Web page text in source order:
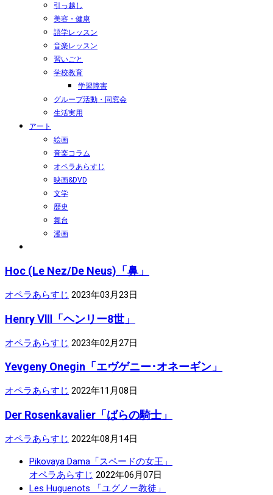
引っ越し
美容・健康
語学レッスン
音楽レッスン
習いごと
学校教育
学習障害
グループ活動・同窓会
生活実用
アート
絵画
音楽コラム
オペラあらすじ
映画&DVD
文学
歴史
舞台
漫画
Hoc (Le Nez/De Neus)「鼻」
オペラあらすじ 2023年03月23日
Henry Ⅷ「ヘンリー8世」
オペラあらすじ 2023年02月27日
Yevgeny Onegin「エヴゲニー･オネーギン」
オペラあらすじ 2022年11月08日
Der Rosenkavalier「ばらの騎士」
オペラあらすじ 2022年08月14日
Pikovaya Dama「スペードの女王」
オペラあらすじ 2022年06月07日
Les Huguenots 「ユグノー教徒」